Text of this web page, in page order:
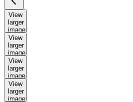
View
larger
image
View
larger
image
View
larger
image
View
larger
image